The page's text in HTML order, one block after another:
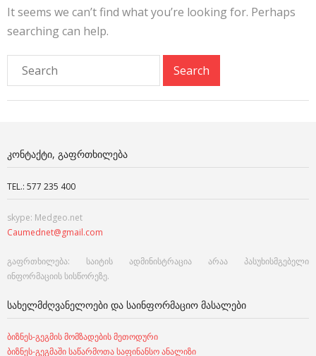
It seems we can’t find what you’re looking for. Perhaps
searching can help.
ᲙᲝᲜᲢᲐᲥᲢᲘ, ᲒᲐᲤᲠᲗᲮᲘᲚᲔᲑᲐ
TEL.: 577 235 400
skype: Medgeo.net
Caumednet@gmail.com
გაფრთხილება: საიტის ადმინისტრაცია არაა პასუხისმგებელი
ინფორმაციის სისწორეზე.
ᲡᲐᲮᲔᲚᲛᲫᲦᲕᲐᲜᲔᲚᲝᲔᲑᲘ ᲓᲐ ᲡᲐᲘᲜᲤᲝᲠᲛᲐᲪᲘᲝ ᲛᲐᲡᲐᲚᲔᲑᲘ
ბიზნეს-გეგმის მომზადების მეთოდური
ბიზნეს-გეგმაში საწარმოთა საფინანსო ანალიზი